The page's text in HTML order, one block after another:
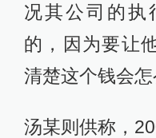
况其公司的执
的，因为要让
清楚这个钱会怎
汤某则供称，